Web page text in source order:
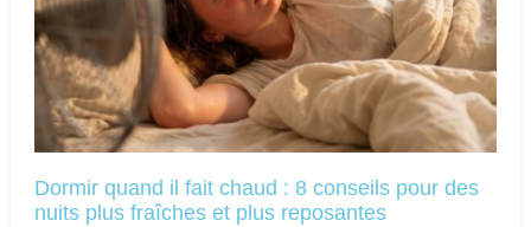
Dormir quand il fait chaud : 8 conseils pour des
nuits plus fraîches et plus reposantes